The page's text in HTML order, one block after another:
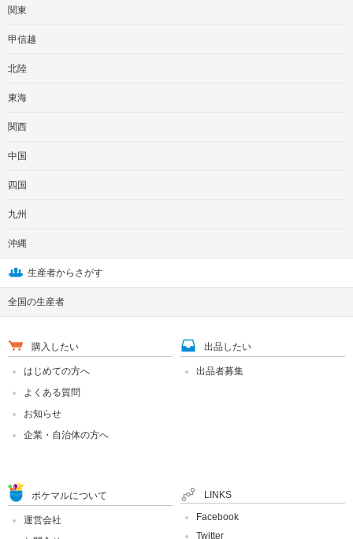
関東
甲信越
北陸
東海
関西
中国
四国
九州
沖縄
生産者からさがす
全国の生産者
購入したい
はじめての方へ
よくある質問
お知らせ
企業・自治体の方へ
出品したい
出品者募集
ポケマルについて
運営会社
LINKS
Facebook
Twitter